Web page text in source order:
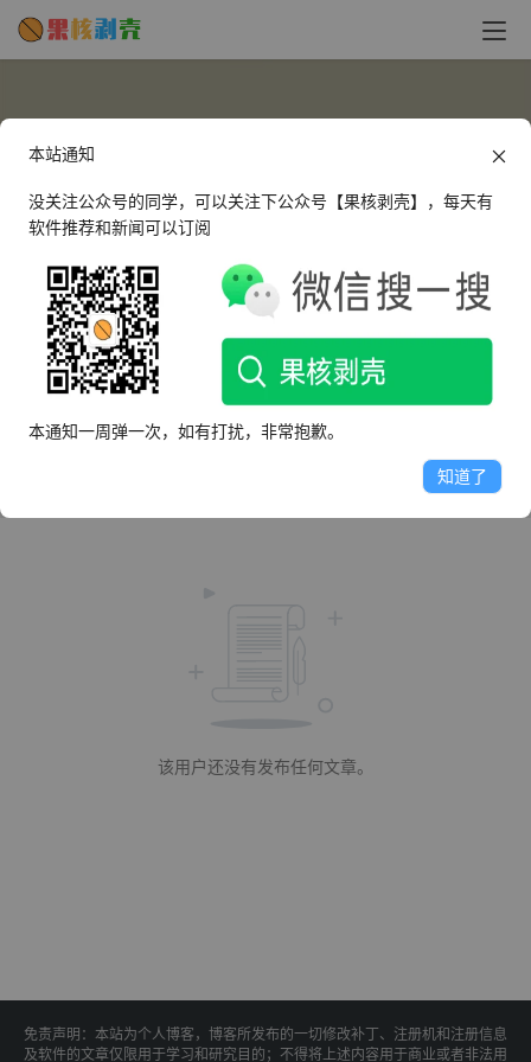
zhan114
这个人很懒，什么都没有留下～
该用户还没有发布任何文章。
免责声明：本站为个人博客，博客所发布的一切修改补丁、注册机和注册信息
及软件的文章仅限用于学习和研究目的；不得将上述内容用于商业或者非法用
本站通知
没关注公众号的同学，可以关注下公众号【果核剥壳】，每天有
软件推荐和新闻可以订阅
本通知一周弹一次，如有打扰，非常抱歉。
知道了